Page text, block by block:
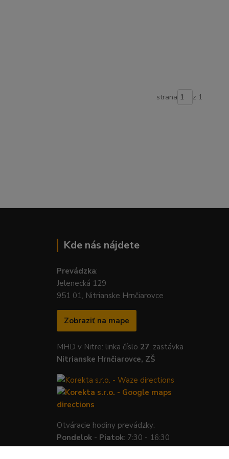
strana z 1
Kde nás nájdete
Prevádzka:
Jelenecká 129
951 01, Nitrianske Hrnčiarovce
Zobraziť na mape
MHD v Nitre: linka číslo 27, zastávka
Nitrianske Hrnčiarovce, ZŠ
Otváracie hodiny prevádzky:
Pondelok - Piatok: 7:30 - 16:30